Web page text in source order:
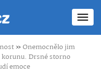
»Onemocnělo jim
Drsné storno
emoce